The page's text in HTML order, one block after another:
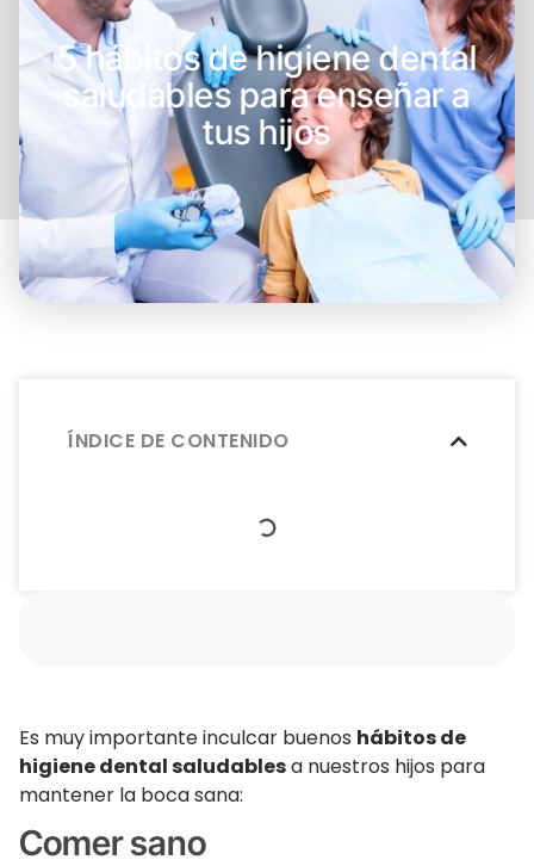
5 hábitos de higiene dental
saludables para enseñar a
tus hijos
ÍNDICE DE CONTENIDO
Es muy importante inculcar buenos hábitos de
higiene dental saludablesa nuestros hijos para
mantener la boca sana:
Comer sano